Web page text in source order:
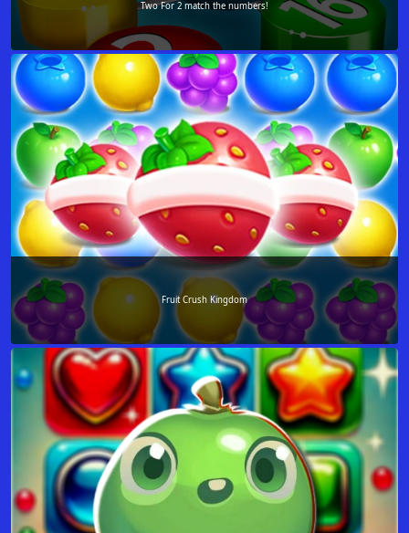
Two For 2 match the numbers!
Fruit Crush Kingdom